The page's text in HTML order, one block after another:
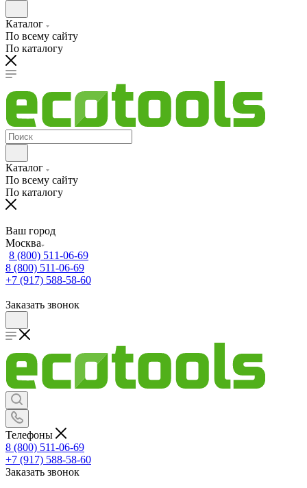
Каталог
По всему сайту
По каталогу
Каталог
По всему сайту
По каталогу
Ваш город
Москва
8 (800) 511-06-69
8 (800) 511-06-69
+7 (917) 588-58-60
Заказать звонок
Телефоны
8 (800) 511-06-69
+7 (917) 588-58-60
Заказать звонок